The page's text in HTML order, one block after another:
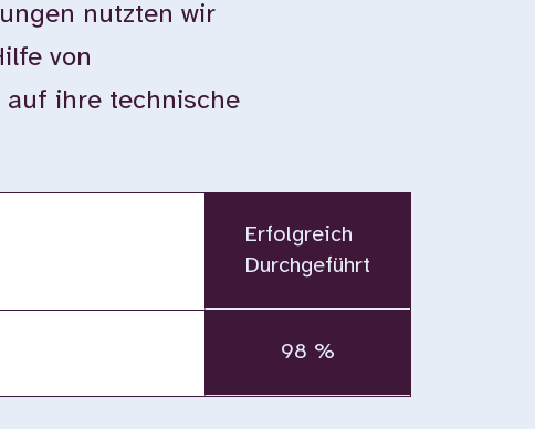
nutzten wir
von
auf ihre technische
Erfolgreich
Durchgeführt
98 %